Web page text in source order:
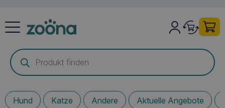
Products
search
Hund Katze Andere Aktuelle Angebote